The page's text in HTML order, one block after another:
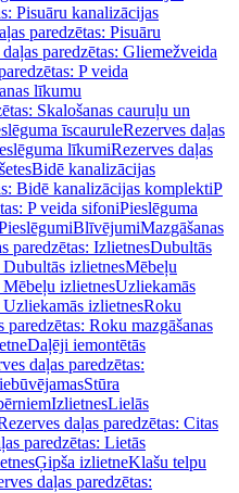
Pisuāru kanalizācijas
paredzētas: Pisuāru
paredzētas: Gliemežveida
P veida
līkumu
Skalošanas cauruļu un
īscauruleRezerves daļas
līkumiRezerves daļas
Bidē kanalizācijas
Bidē kanalizācijas komplektiP
P veida sifoniPieslēguma
BlīvējumiMazgāšanas
paredzētas: IzlietnesDubultās
Dubultās izlietnesMēbeļu
Mēbeļu izlietnesUzliekamās
Uzliekamās izlietnesRoku
paredzētas: Roku mazgāšanas
Daļēji iemontētās
daļas paredzētas:
Stūra
IzlietnesLielās
daļas paredzētas: Citas
paredzētas: Lietās
Ģipša izlietneKlašu telpu
daļas paredzētas: